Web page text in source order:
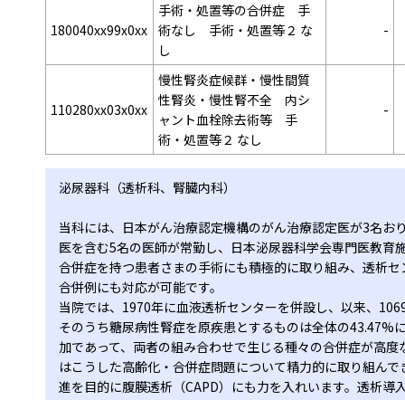
180040xx99x0xx
手術・処置等の合併症 手
術なし 手術・処置等２ な
し
-
110280xx03x0xx
慢性腎炎症候群・慢性間質
性腎炎・慢性腎不全 内シ
ャント血栓除去術等 手
術・処置等２ なし
-
泌尿器科（透析科、腎臓内科）
当科には、日本がん治療認定機構のがん治療認定医が3名お
医を含む5名の医師が常勤し、日本泌尿器科学会専門医教育
合併症を持つ患者さまの手術にも積極的に取り組み、透析
合併例にも対応が可能です。
当院では、1970年に血液透析センターを併設し、以来、
そのうち糖尿病性腎症を原疾患とするものは全体の43.47%
加であって、両者の組み合わせで生じる種々の合併症が高
はこうした高齢化・合併症問題について精力的に取り組ん
進を目的に腹膜透析（CAPD）にも力を入れいます。透析